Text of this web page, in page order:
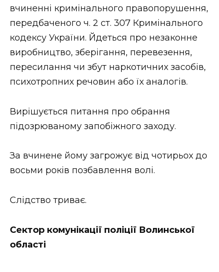
вчиненні кримінального правопорушення,
передбаченого ч. 2 ст. 307 Кримінального
кодексу України. Йдеться про незаконне
виробництво, зберігання, перевезення,
пересилання чи збут наркотичних засобів,
психотропних речовин або їх аналогів.
Вирішується питання про обрання
підозрюваному запобіжного заходу.
За вчинене йому загрожує від чотирьох до
восьми років позбавлення волі.
Слідство триває.
Сектор комунікації поліції Волинської
області